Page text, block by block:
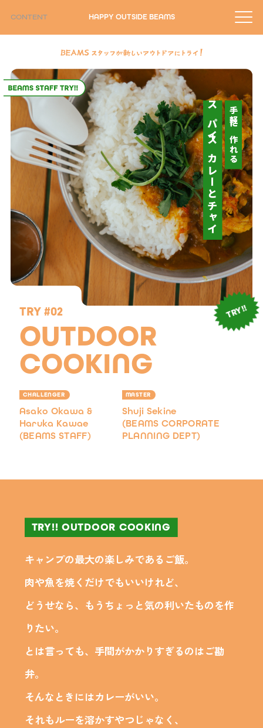
CONTENT
TRY!!
手軽に作れる
スパイスカレーとチャイ
TRY #02
OUTDOOR
COOKING
CHALLENGER
Asako Okawa &
Haruka Kawae
(BEAMS STAFF)
MASTER
Shuji Sekine
(BEAMS CORPORATE
PLANNING DEPT)
TRY!! OUTDOOR COOKING
キャンプの最大の楽しみであるご飯。
肉や魚を焼くだけでもいいけれど、
どうせなら、もうちょっと気の利いたものを作
りたい。
とは言っても、手間がかかりすぎるのはご勘
弁。
そんなときにはカレーがいい。
それもルーを溶かすやつじゃなく、